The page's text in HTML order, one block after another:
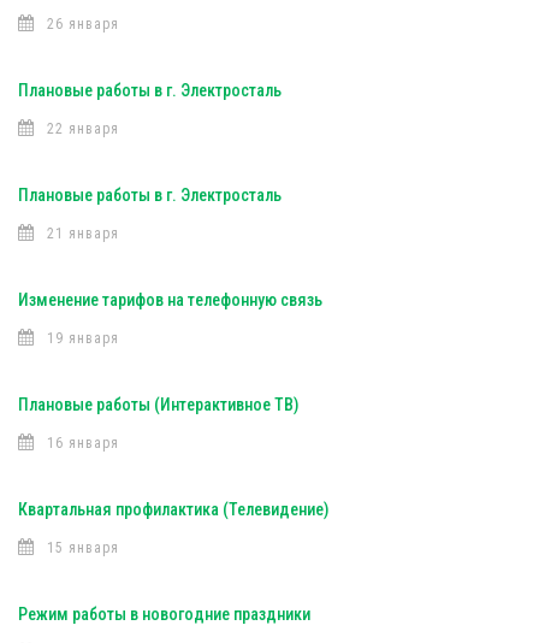
26 января
Плановые работы в г. Электросталь
22 января
Плановые работы в г. Электросталь
21 января
Изменение тарифов на телефонную связь
19 января
Плановые работы (Интерактивное ТВ)
16 января
Квартальная профилактика (Телевидение)
15 января
Режим работы в новогодние праздники